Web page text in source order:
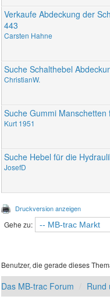
Verkaufe Abdeckung der
443
Carsten Hahne
Suche Schalthebel
ChristianW.
Suche Gummi
Kurt 1951
Suche Hebel für die
JosefD
Druckversion anzeigen
Gehe zu:
Benutzer, die gerade dieses
Das MB-trac Forum Rund